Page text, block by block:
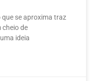
que se aproxima traz
cheio de
ideia